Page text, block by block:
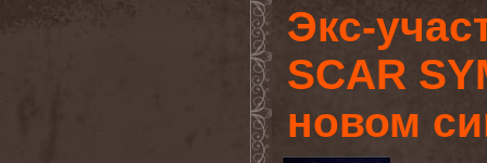
Экс-
SCAR
новом